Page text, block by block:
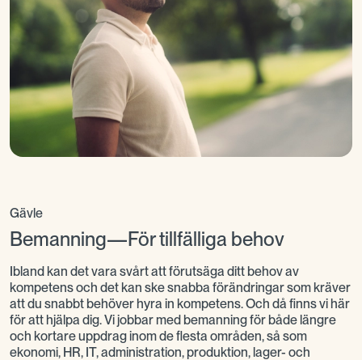
Gävle
Bemanning—För tillfälliga behov
Ibland kan det vara svårt att förutsäga ditt behov av
kompetens och det kan ske snabba förändringar som kräver
att du snabbt behöver hyra in kompetens. Och då finns vi här
för att hjälpa dig. Vi jobbar med bemanning för både längre
och kortare uppdrag inom de flesta områden, så som
ekonomi, HR, IT, administration, produktion, lager- och